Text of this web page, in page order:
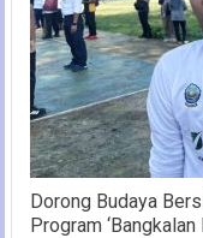
Dorong Budaya
Program ‘Bangkalan